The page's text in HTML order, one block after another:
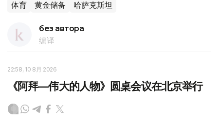
体育 黄金储备 哈萨克斯坦
без автора
编译
22:58, 10 8月 2026
《阿拜—伟大的人物》圆桌会议在北京举行